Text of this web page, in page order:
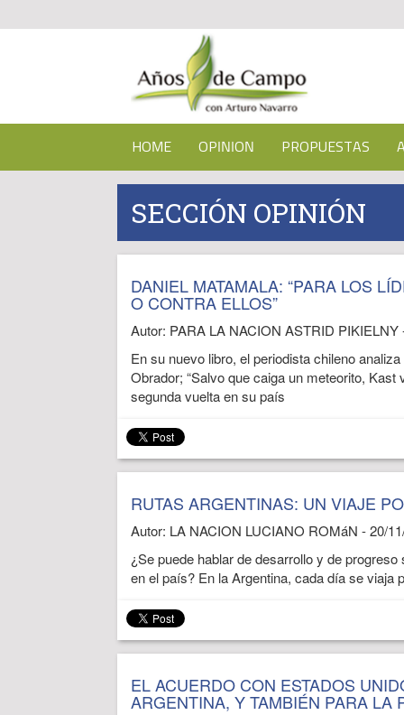
HOME OPINION PROPUESTAS
SECCIÓN OPINIÓN
DANIEL MATAMALA: “PARA LOS
O CONTRA ELLOS”
Autor: PARA LA NACION ASTRID PIKIELNY
En su nuevo libro, el periodista chileno
Obrador; “Salvo que caiga un meteorito,
segunda vuelta en su país
RUTAS ARGENTINAS: UN VIAJE
Autor: LA NACION LUCIANO ROMáN - 20/
¿Se puede hablar de desarrollo y de
en el país? En la Argentina, cada día se viaja
EL ACUERDO CON ESTADOS
ARGENTINA, Y TAMBIÉN PARA LA